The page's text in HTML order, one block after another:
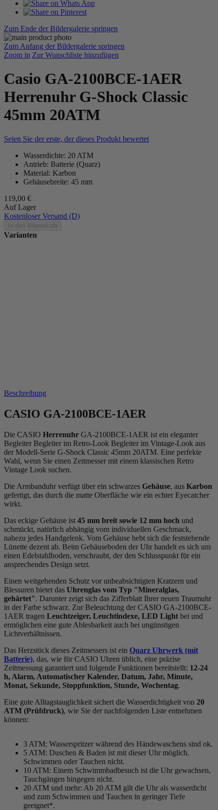
Zum Ende der Bildergalerie springen
Zum Anfang der Bildergalerie springen
Zoom in Zur Wunschliste hinzufügen
Casio GA-2100BCE-1AER
Herrenuhr G-Shock Classic
45mm 20ATM
Seien Sie der erste, der dieses Produkt bewertet
Wasserdichte: 20 ATM
Antrieb: Batterie (Quarz)
Material: Karbon
Gehäusebreite: 45 mm
119,00 €
Auf Lager
Kostenloser Versand (D)
In den Warenkorb
Varianten
Beschreibung
CASIO GA-2100BCE-1AER
Die CASIO Herrenuhr GA-2100BCE-1AER ist ein eleganter
Begleiter Begleiter im Retro-Look Begleiter im Vintage-Look aus
der Modell-Serie G-Shock Classic 45mm 20ATM. Eine perfekte
Wahl, wenn Sie einen Zeitmesser mit einem klassischen Retro
Vintage Look suchen.
Die Armbanduhr verfügt über ein schwarzes Gehäuse, aus Karbon
gefertigt, das durch die matte Oberfläche wie ein echter Eyecatcher
wirkt.
Das eckige Gehäuse ist 45 mm breit sowie 12 mm hoch und
schmückt, natürlich abhängig vom individuellen Geschmack,
nahezu jedes Handgelenk. Vom Gehäuse hebt sich die feststehende
Lünette dezent ab. Beim Gehäuseboden der Uhr handelt es sich um
einen Edelstahlboden, verschraubt, der den Schlusspunkt für ein
ansprechendes Design setzt.
Einen weitgehenden Schutz vor unbeabsichtigten Kratzern und
Blessuren bietet das Uhrenglas vom Typ "Mineralglas,
gehärtet". Darunter zeigt sich das Zifferblatt Ihrer neuen Traumuhr
in der Farbe schwarz. Zur Beleuchtung der CASIO GA-2100BCE-
1AER tragen Leuchtzeiger, Leuchtindexe, LED Light bei und
ermöglichen eine gute Ablesbarkeit auch bei ungünstigen
Lichtverhältnissen.
Das Herzstück dieses Zeitmessers ist ein Quarz Uhrwerk (mit
Batterie), das, wie für CASIO Uhren üblich, eine präzise
Zeitmessung garantiert und folgende Funktionen bereitstellt: 12-24
h, Alarm, Automatischer Kalender, Datum, Jahr, Minute,
Monat, Sekunde, Stoppfunktion, Stunde, Wochentag.
Eine gute Alltagstauglichkeit sichert die Wasserdichtigkeit von 20
ATM (Prüfdruck), wie Sie der nachfolgenden Liste entnehmen
können:
3 ATM: Wasserspritzer während des Händewaschens sind ok.
5 ATM: Duschen & Baden ist mit dieser Uhr möglich.
Schwimmen oder Tauchen nicht.
10 ATM: Einem Schwimmbadbesuch ist die Uhr gewachsen,
Tauchgängen hingegen nicht.
20 ATM und mehr: Ab 20 ATM gilt die Uhr als wasserdicht
und zum Schwimmen und Tauchen in geringer Tiefe
geeignet*.